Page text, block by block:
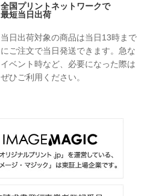
全国プリントネットワークで
最短当日出荷
当日出荷対象の商品は当日13時まで
にご注文で当日発送できます。急な
イベント時など、必要になった際は
ぜひご利用ください。